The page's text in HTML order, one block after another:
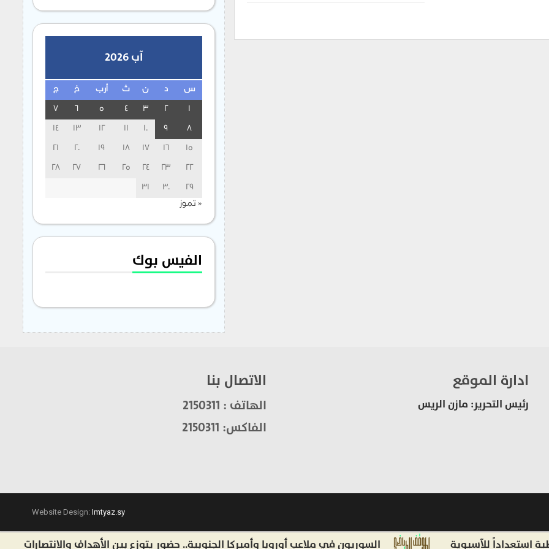
آب 2026
س د ن ث أرب خ ج
1
2
3
4
5
6
7
8
9
10
11
12
13
14
15
16
17
18
19
20
21
22
23
24
25
26
27
28
29
30
31
« تموز
الفيس بوك
ادارة الموقع
رئيس التحرير: مازن الريس
الاتصال بنا
الهاتف : 2150311
الفاكس: 2150311
Website Design: Imtyaz.sy
للآسيوية السوريون في ملاعب أوروبا وأميركا الجنوبية.. حضور يتوزع بين الأهداف والانتصارات